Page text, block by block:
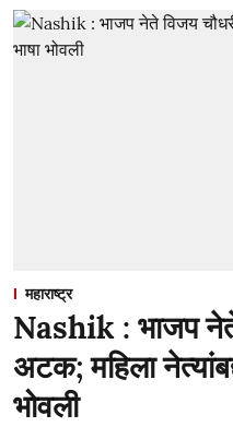
महाराष्ट्र
Nashik : भाजप नेते
अटक; महिला
भोवली